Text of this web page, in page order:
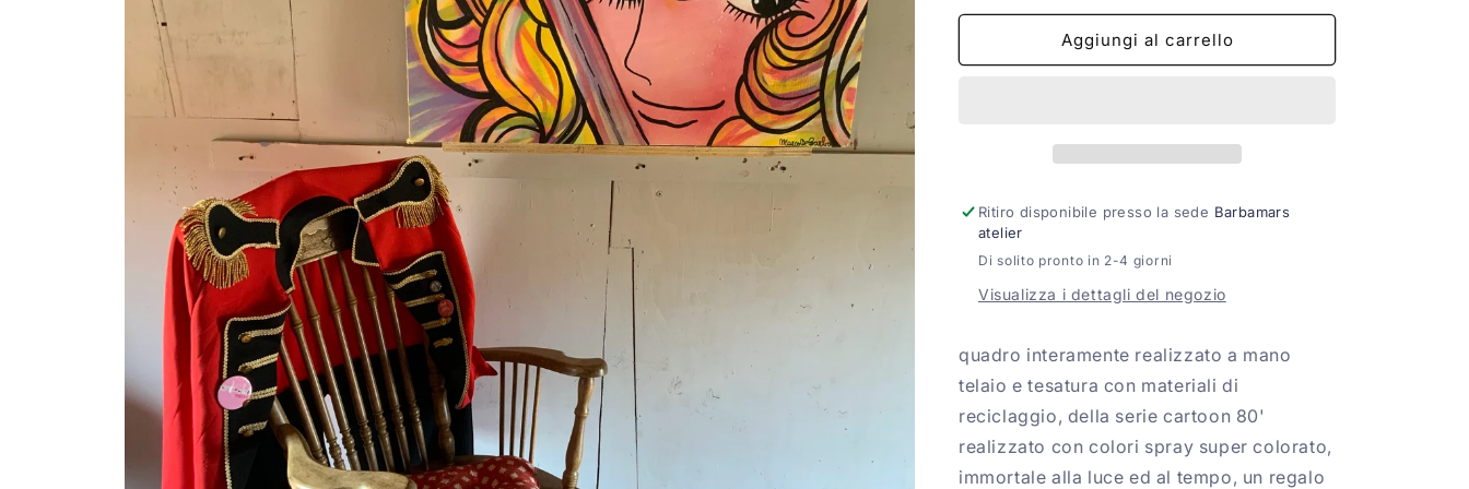
per
PRINCIPE
per
IL
PRINCIPE
Aggiungi al carrello
Ritiro disponibile presso la sede Barbamars
atelier
Di solito pronto in 2-4 giorni
Visualizza i dettagli del negozio
quadro interamente realizzato a mano
telaio e tesatura con materiali di
reciclaggio, della serie cartoon 80'
realizzato con colori spray super colorato,
immortale alla luce ed al tempo, un regalo